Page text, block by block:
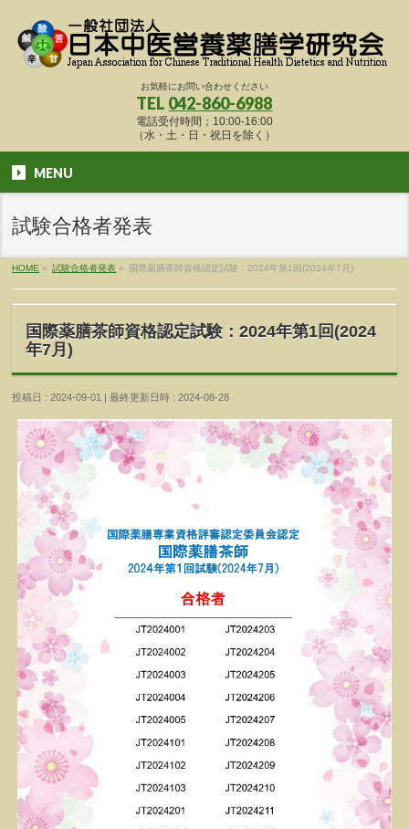
お気軽にお問い合わせください
TEL 042-860-6988
電話受付時間；10:00-16:00
（水・土・日・祝日を除く）
MENU
試験合格者発表
HOME » 試験合格者発表 » 国際薬膳茶師資格認定試験：2024年第1回(2024年7月)
国際薬膳茶師資格認定試験：2024年第1回(2024
年7月)
投稿日 : 2024-09-01 最終更新日時 : 2024-08-28